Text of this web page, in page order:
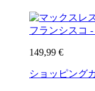
149,99 €
ショッピング